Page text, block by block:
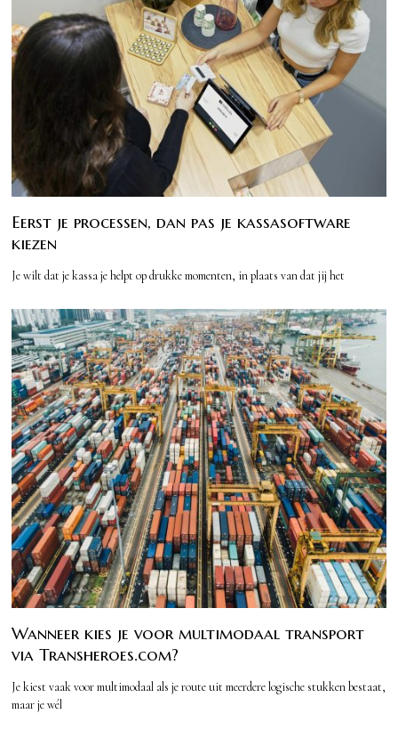
Eerst je processen, dan pas je kassasoftware
kiezen
Je wilt dat je kassa je helpt op drukke momenten, in plaats van dat jij het
Wanneer kies je voor multimodaal transport
via Transheroes.com?
Je kiest vaak voor multimodaal als je route uit meerdere logische stukken bestaat,
maar je wél